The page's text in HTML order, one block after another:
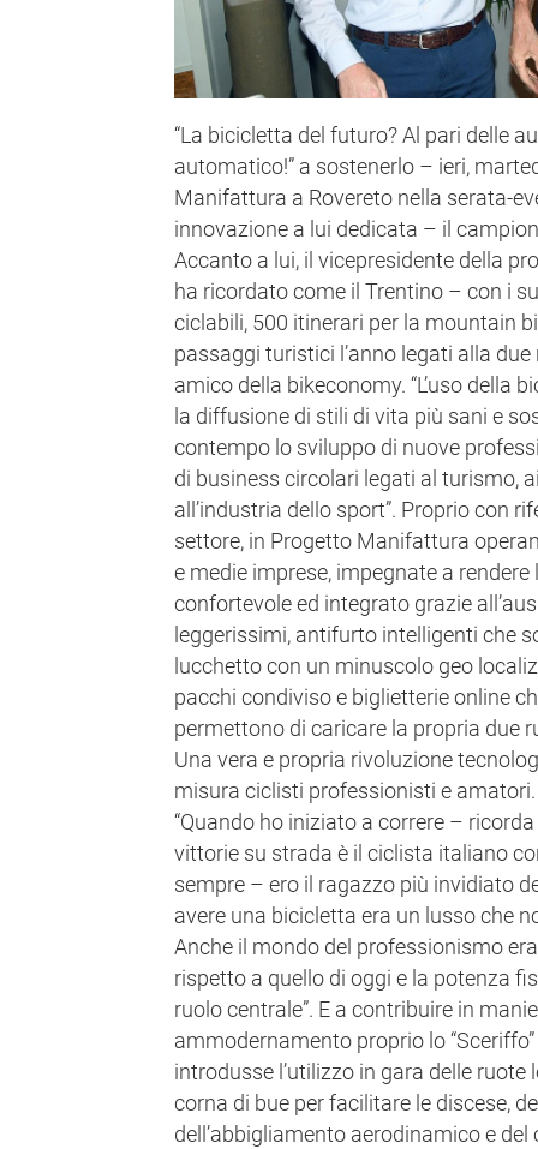
“La bicicletta del futuro? Al pari delle
automatico!” a sostenerlo – ieri,
Manifattura a Rovereto nella serata-
innovazione a lui dedicata – il
Accanto a lui, il vicepresidente della
ha ricordato come il Trentino – con i
ciclabili, 500 itinerari per la mountain
passaggi turistici l’anno legati alla
amico della bikeconomy. “L’uso della
la diffusione di stili di vita più sani e
contempo lo sviluppo di nuove
di business circolari legati al turismo,
all’industria dello sport”. Proprio con
settore, in Progetto Manifattura
e medie imprese, impegnate a
confortevole ed integrato grazie
leggerissimi, antifurto intelligenti che
lucchetto con un minuscolo geo
pacchi condiviso e biglietterie online
permettono di caricare la propria due
Una vera e propria rivoluzione
misura ciclisti professionisti e amatori.
“Quando ho iniziato a correre –
vittorie su strada è il ciclista italiano
sempre – ero il ragazzo più invidiato
avere una bicicletta era un lusso che
Anche il mondo del professionismo
rispetto a quello di oggi e la potenza
ruolo centrale”. E a contribuire in
ammodernamento proprio lo
introdusse l’utilizzo in gara delle
corna di bue per facilitare le discese,
dell’abbigliamento aerodinamico e